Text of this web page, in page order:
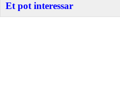
Et pot interessar